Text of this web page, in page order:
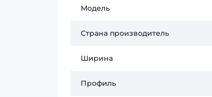
Модель
Страна производитель
Ширина
Профиль